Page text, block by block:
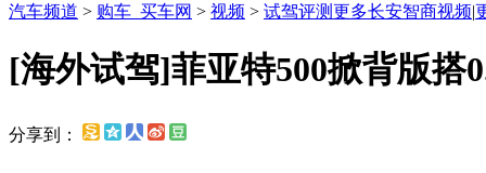
汽车频道 > 购车_买车网 > 视频 > 试驾评测更多长安智商视频|
[海外试驾]菲亚特500掀背版搭
分享到：